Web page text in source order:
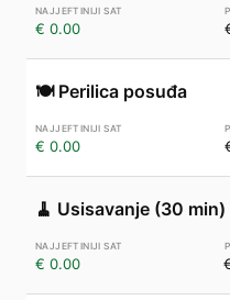
€ 0.00
🍽️ Perilica posuđa
€ 0.00
🧹 Usisavanje (30 min)
€ 0.00